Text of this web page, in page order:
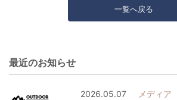
一覧へ戻る
最近のお知らせ
2026.05.07
メディア